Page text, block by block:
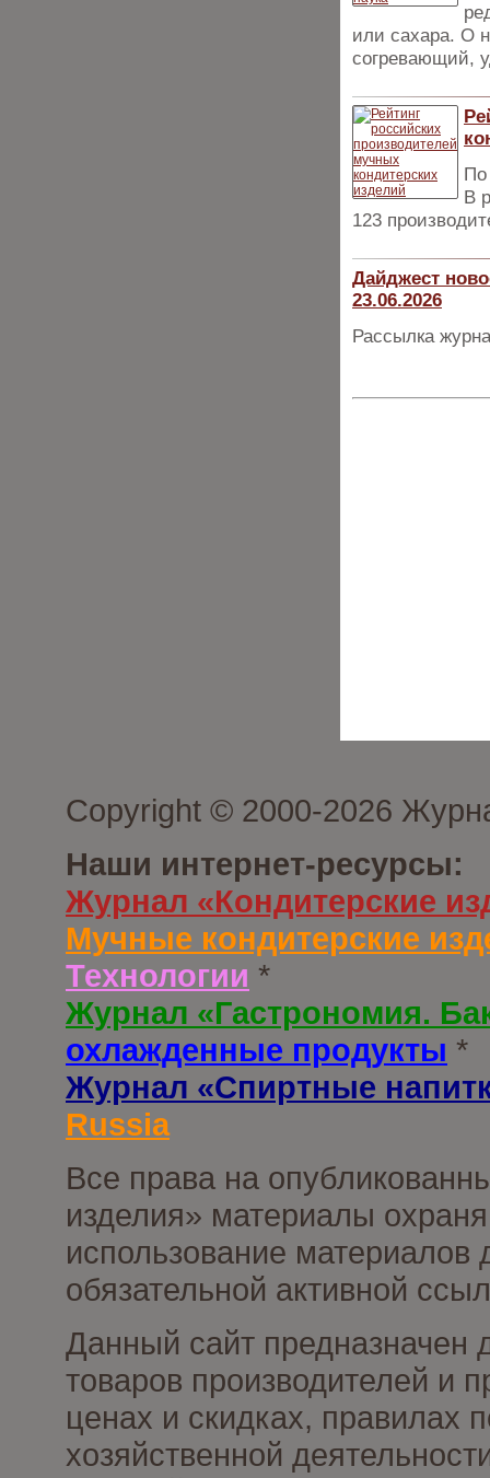
или сахара. О
согревающий,
По
В
123
Дайджест
23.06.2026
Рассылка
Copyright © 2000-2026
Наши интернет-ресурсы:
Журнал «Кондитерские
Мучные кондитерские
Технологии *
Журнал «Гастрономия.
охлажденные продукты *
Журнал «Спиртные
Russia
Все права на
изделия» материалы
использование материалов
обязательной активной
Данный сайт предназначен
товаров производителей и
ценах и скидках, правилах
хозяйственной